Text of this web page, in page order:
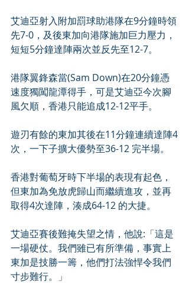
艾迪亞射入附加罰球助港隊在9分鐘時領
先7-0，及後東加向港隊施加巨力壓力，
短短5分鐘達陣兩次並反先至12-7。
港隊翼鋒森當(Sam Down)在20分鐘憑
速度獨闖龍潭得手，可是艾迪亞今次腳
風欠順，香港只能追成12-12平手。
遊刃有餘的東加其後在11分鐘連續達陣4
次，一下子擴大優勢至36-12 完半場。
香港對葡萄牙時下半場的表現有起色，
但東加為免放虎歸山而繼續進攻，並再
取得4次達陣，湊成64-12 的大捷。
艾迪亞賽後難掩失望之情，他說:「這是
一場硬仗。我們雖已有所準備，事實上
東加是技勝一籌，他們打法強悍令我們
寸步難行。」